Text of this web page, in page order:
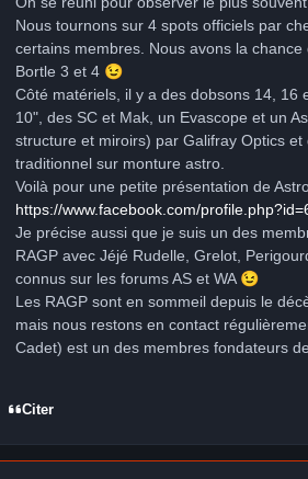
Nous tournons sur 4 spots officiels par
certains membres. Nous avons la chance
Bortle 3 et 4 😉
Côté matériels, il y a des dobsons 14, 16
10", des SC et Mak, un Evascope et un
structure et miroirs) par Galifray Optics et
traditionnel sur monture astro.
Voilà pour une petite présentation de
https://www.facebook.com/
Je précise aussi que je suis un des
RAGP avec Jéjé Rudelle, Grelot,
connus sur les forums AS et WA 😉
Les RAGP sont en sommeil depuis le
mais nous restons en contact
Cadet) est un des membres fondateurs
Citer